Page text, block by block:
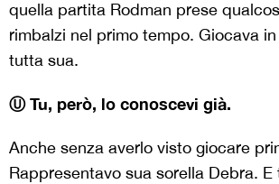
quella partita Rodman prese
rimbalzi nel primo tempo. Giocava
tutta sua.
Ⓤ Tu, però, lo conoscevi già.
Anche senza averlo visto giocare
Rappresentavo sua sorella Debra.